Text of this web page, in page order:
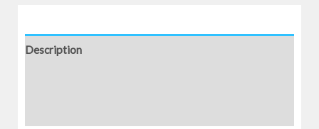
Description